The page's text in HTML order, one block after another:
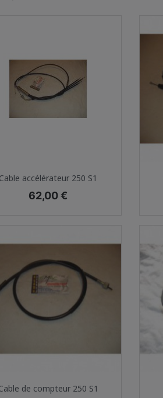
 Aperçu rapide
accélérateur 250 S1
Prix
62,00 €
 Aperçu rapide
de compteur 250 S1